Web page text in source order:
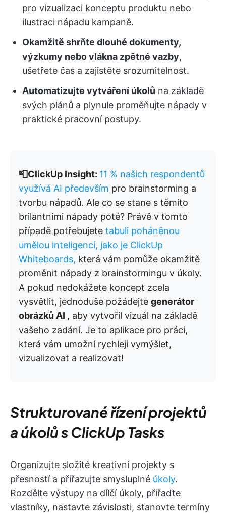
pro vizualizaci konceptu produktu nebo
ilustraci nápadu kampaně.
Okamžitě shrňte dlouhé dokumenty,
výzkumy nebo vlákna zpětné vazby,
ušetřete čas a zajistěte srozumitelnost.
Automatizujte vytváření úkolů na základě
svých plánů a plynule proměňujte nápady v
praktické pracovní postupy.
📮ClickUp Insight: 11 % našich respondentů
využívá AI především pro brainstorming a
tvorbu nápadů. Ale co se stane s těmito
brilantními nápady poté? Právě v tomto
případě potřebujete tabuli poháněnou
umělou inteligencí, jako je ClickUp
Whiteboards, která vám pomůže okamžitě
proměnit nápady z brainstormingu v úkoly.
A pokud nedokážete koncept zcela
vysvětlit, jednoduše požádejte generátor
obrázků AI , aby vytvořil vizuál na základě
vašeho zadání. Je to aplikace pro práci,
která vám umožní rychleji vymýšlet,
vizualizovat a realizovat!
Strukturované řízení projektů
a úkolů s ClickUp Tasks
Organizujte složité kreativní projekty s
přesností a přiřazujte smysluplné úkoly.
Rozdělte výstupy na dílčí úkoly, přiřaďte
vlastníky, nastavte závislosti, stanovte termíny